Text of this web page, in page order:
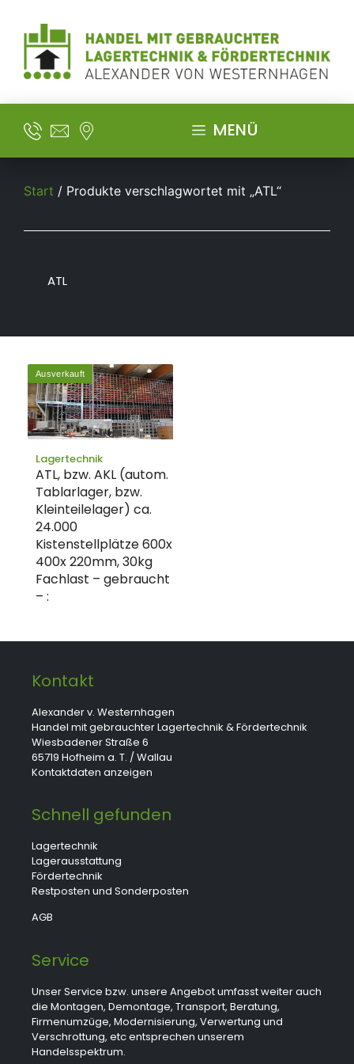
MENÜ
Start / Produkte verschlagwortet mit „ATL“
ATL
Ausverkauft
Lagertechnik
ATL, bzw. AKL (autom.
Tablarlager, bzw.
Kleinteilelager) ca.
24.000
Kistenstellplätze 600x
400x 220mm, 30kg
Fachlast – gebraucht
– :
Kontakt
Alexander v. Westernhagen
Handel mit gebrauchter Lagertechnik & Fördertechnik
Wiesbadener Straße 6
65719 Hofheim a. T. / Wallau
Kontaktdaten anzeigen
Schnell gefunden
Lagertechnik
Lagerausstattung
Fördertechnik
Restposten und Sonderposten
AGB
Service
Unser Service bzw. unsere Angebot umfasst weiter auch
die Montagen, Demontage, Transport, Beratung,
Firmenumzüge, Modernisierung, Verwertung und
Verschrottung, etc entsprechen unserem
Handelsspektrum.